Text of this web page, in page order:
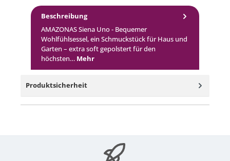
Beschreibung
AMAZONAS Siena Uno - Bequemer
Wohlfühlsessel, ein Schmuckstück für Haus und
Garten – extra soft gepolstert für den
höchsten… Mehr
Produktsicherheit